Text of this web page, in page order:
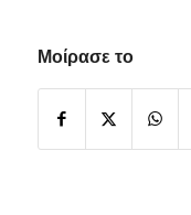
Μοίρασε το